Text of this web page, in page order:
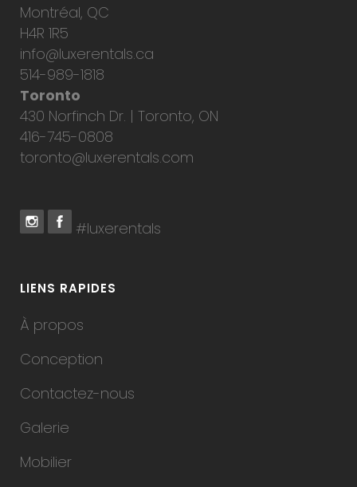
Montréal, QC
H4R 1R5
info@luxerentals.ca
514-989-1818
Toronto
430 Norfinch Dr. | Toronto, ON
416-745-0808
toronto@luxerentals.com
#luxerentals
LIENS RAPIDES
À propos
Conception
Contactez-nous
Galerie
Mobilier